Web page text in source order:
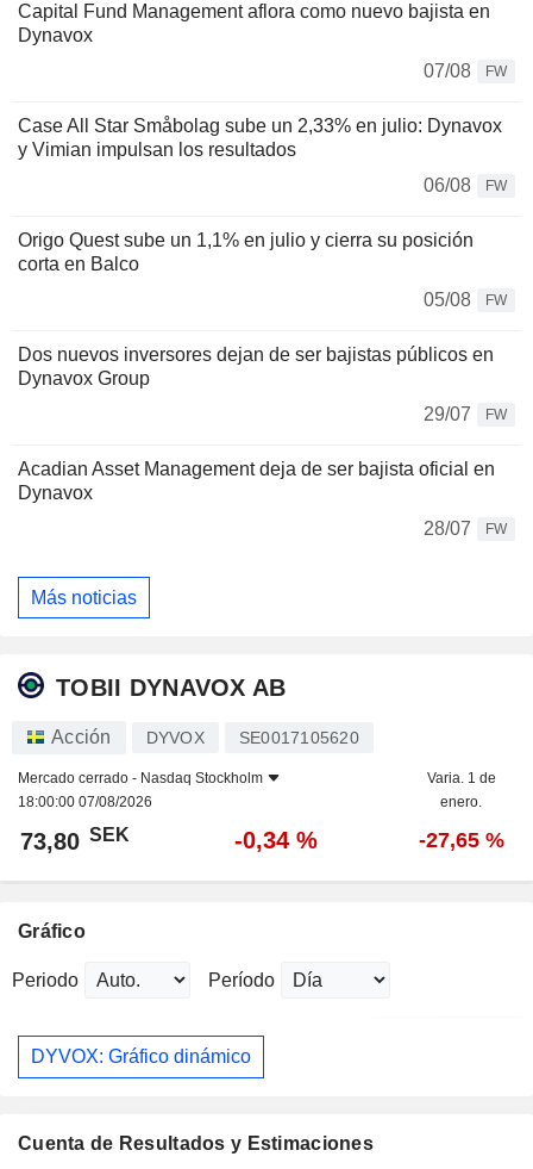
Capital Fund Management aflora como nuevo bajista en
Dynavox
07/08
FW
Case All Star Småbolag sube un 2,33% en julio: Dynavox
y Vimian impulsan los resultados
06/08
FW
Origo Quest sube un 1,1% en julio y cierra su posición
corta en Balco
05/08
FW
Dos nuevos inversores dejan de ser bajistas públicos en
Dynavox Group
29/07
FW
Acadian Asset Management deja de ser bajista oficial en
Dynavox
28/07
FW
Más noticias
TOBII DYNAVOX AB
Acción DYVOX SE0017105620
Mercado cerrado - Nasdaq Stockholm
18:00:00 07/08/2026
Varia. 1 de
enero.
73,80 SEK -0,34 % -27,65 %
Gráfico
Periodo Período
DYVOX: Gráfico dinámico
Cuenta de Resultados y Estimaciones